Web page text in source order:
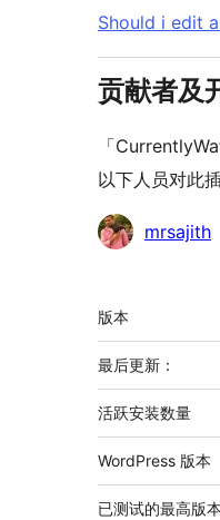
Should i edit
贡献者及
「
以下人员对此
贡
mrsajith
额
外
信
息
版本
最后更新：
活跃安装数量
WordPress 版本
已测试的最高版